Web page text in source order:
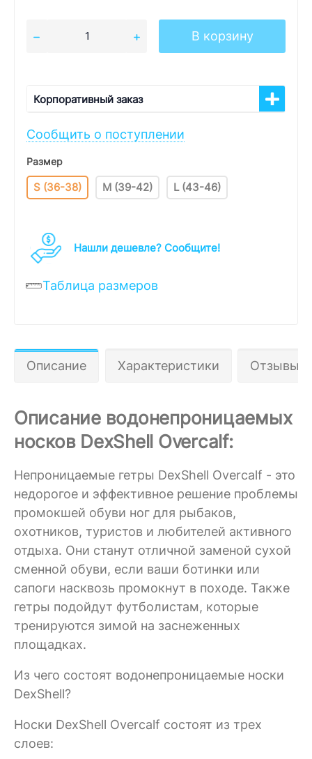
В корзину
Корпоративный заказ
Сообщить о поступлении
Размер
S (36-38) M (39-42) L (43-46)
Нашли дешевле? Cообщите!
Таблица размеров
Описание Характеристики Отзывы 2
Описание водонепроницаемых
носков DexShell Overcalf:
Непроницаемые гетры DexShell Overcalf - это
недорогое и эффективное решение проблемы
промокшей обуви ног для рыбаков,
охотников, туристов и любителей активного
отдыха. Они станут отличной заменой сухой
сменной обуви, если ваши ботинки или
сапоги насквозь промокнут в походе. Также
гетры подойдут футболистам, которые
тренируются зимой на заснеженных
площадках.
Из чего состоят водонепроницаемые носки
DexShell?
Носки DexShell Overcalf состоят из трех
слоев: